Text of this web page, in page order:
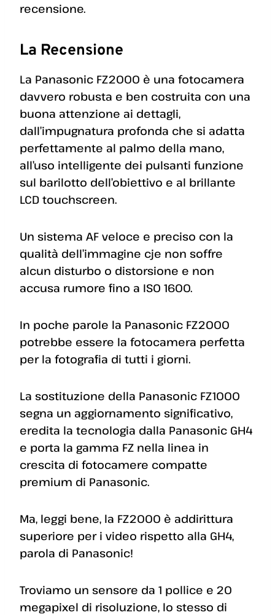
recensione.
La Recensione
La Panasonic FZ2000 è una fotocamera
davvero robusta e ben costruita con una
buona attenzione ai dettagli,
dall’impugnatura profonda che si adatta
perfettamente al palmo della mano,
all’uso intelligente dei pulsanti funzione
sul barilotto dell’obiettivo e al brillante
LCD touchscreen.
Un sistema AF veloce e preciso con la
qualità dell’immagine cje non soffre
alcun disturbo o distorsione e non
accusa rumore fino a ISO 1600.
In poche parole la Panasonic FZ2000
potrebbe essere la fotocamera perfetta
per la fotografia di tutti i giorni.
La sostituzione della Panasonic FZ1000
segna un aggiornamento significativo,
eredita la tecnologia dalla Panasonic GH4
e porta la gamma FZ nella linea in
crescita di fotocamere compatte
premium di Panasonic.
Ma, leggi bene, la FZ2000 è addirittura
superiore per i video rispetto alla GH4,
parola di Panasonic!
Troviamo un sensore da 1 pollice e 20
megapixel di risoluzione, lo stesso di